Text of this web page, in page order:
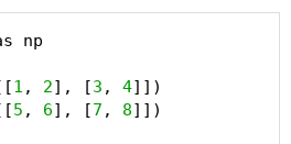
np
1 , 2], [3 , 4]])
5 , 6], [7 , 8]])